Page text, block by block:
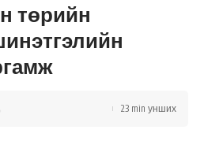
төрийн
23 min унших